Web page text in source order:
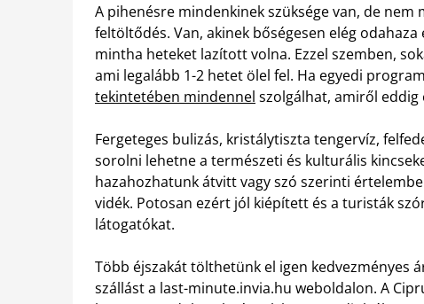
A pihenésre mindenkinek szüksége van, de
feltöltődés. Van, akinek bőségesen elég
mintha heteket lazított volna. Ezzel szemben,
ami legalább 1-2 hetet ölel fel. Ha egyedi
tekintetében mindennel szolgálhat, amiről
Fergeteges bulizás, kristálytiszta tengervíz,
sorolni lehetne a természeti és kulturális
hazahozhatunk átvitt vagy szó szerinti
vidék. Potosan ezért jól kiépített és a turisták
látogatókat.
Több éjszakát tölthetünk el igen
szállást a last-minute.invia.hu weboldalon. A